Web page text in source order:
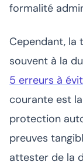
formalité
Cependant, la
souvent à la
5 erreurs à
courante est
protection
preuves
attester de la